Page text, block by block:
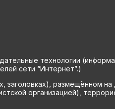
технологии
сети “Интернет”.)
заголовках), размещённом
организацией),